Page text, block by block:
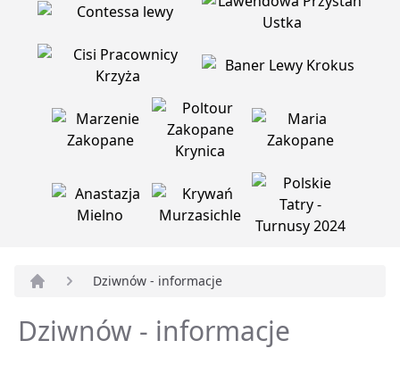
Dziwnów - informacje
Dziwnów - informacje